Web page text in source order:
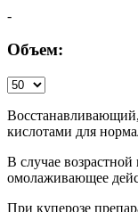
-
Объем:
кислотами для
В случае
омолаживающее
При куперозе